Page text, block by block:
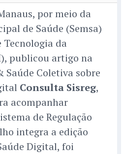
por meio da
de Saúde (Semsa)
Tecnologia da
publicou artigo na
Saúde Coletiva sobre
Consulta Sisreg,
acompanhar
de Regulação
integra a edição
Digital, foi